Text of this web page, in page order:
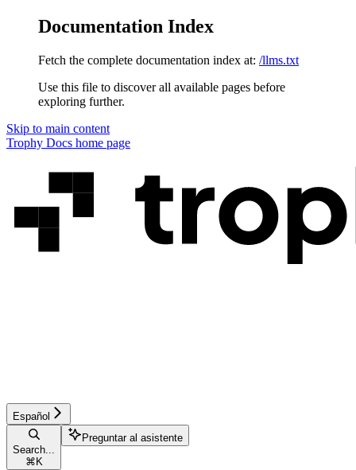
Documentation Index
Fetch the complete documentation index at: /llms.txt
Use this file to discover all available pages before
exploring further.
Skip to main content
Trophy Docs home page
Español
Search...
⌘ K
Preguntar al asistente